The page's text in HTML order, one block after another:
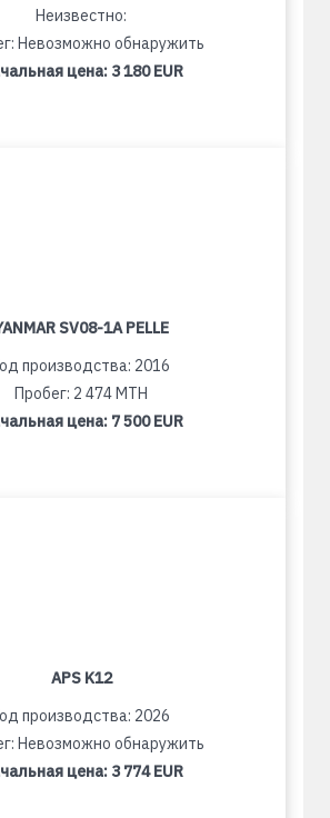
Неизвестно:
Невозможно обнаружить
цена: 3 180 EUR
SV08-1A PELLE
производства: 2016
Пробег: 2 474 MTH
цена: 7 500 EUR
APS K12
производства: 2026
Невозможно обнаружить
цена: 3 774 EUR